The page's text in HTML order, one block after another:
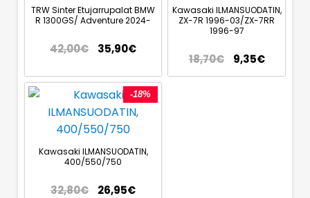
TRW Sinter Etujarrupalat BMW
R 1300GS/ Adventure 2024-
42,00€ 35,90€
Kawasaki ILMANSUODATIN,
ZX-7R 1996-03/ZX-7RR
1996-97
18,70€ 9,35€
-18%
Kawasaki ILMANSUODATIN,
400/550/750
32,80€ 26,95€